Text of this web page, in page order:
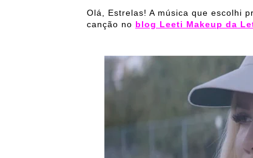
Olá, Estrelas! A música que escolhi
canção no blog Leeti Makeup da